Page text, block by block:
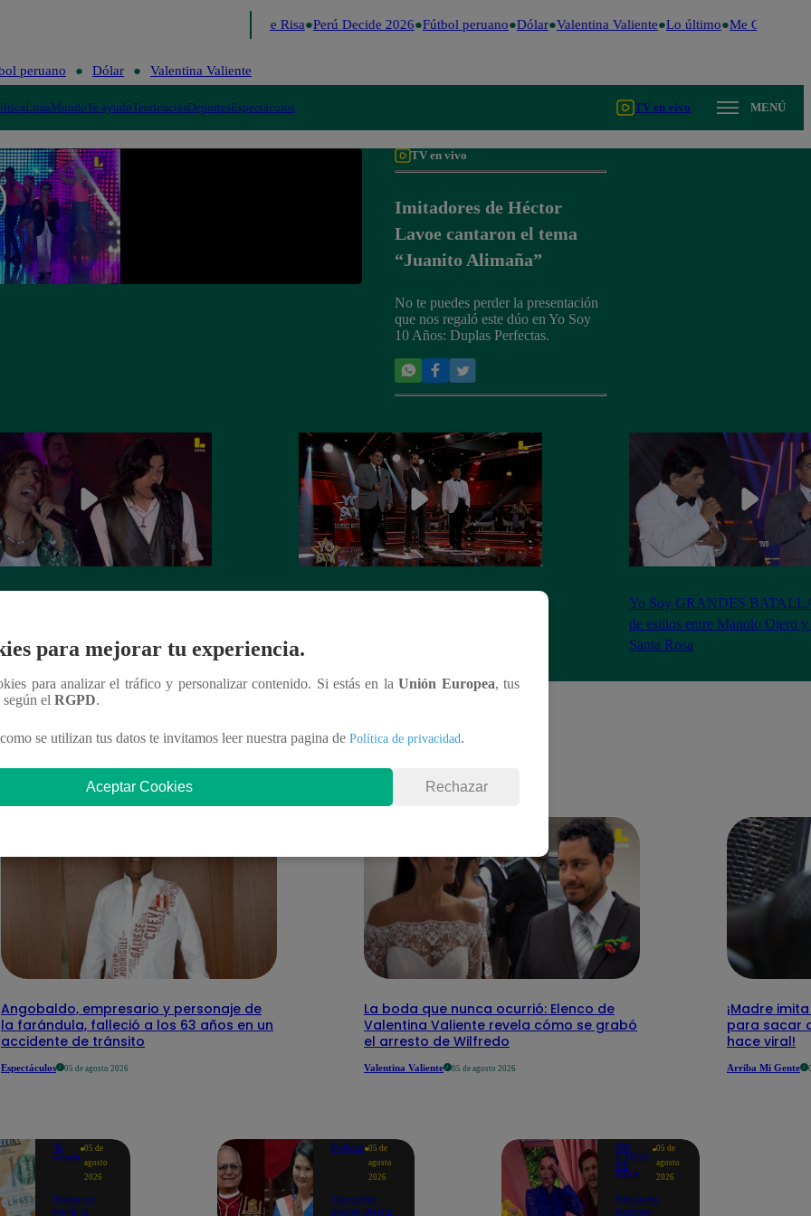
Me Caigo de Risa Perú Decide 2026 Fútbol peruano Dólar Valentina Valiente Lo último Me Caigo de
peruano Dólar Valentina Valiente
LimaMundoTe ayudoTendenciasDeportesEspectáculos TV en vivo MENÚ
TV en vivo
Imitadores de Héctor
Lavoe cantaron el tema
“Juanito Alimaña”
No te puedes perder la presentación
que nos regaló este dúo en Yo Soy
10 Años: Duplas Perfectas.
Mateos
Yo Soy GRANDES
de estilos entre Manolo Otero
Santa Rosa
Angobaldo, empresario y personaje de
la farándula, falleció a los 63 años en un
accidente de tránsito
Espectáculos 05 de agosto 2026
La boda que nunca ocurrió: Elenco de
Valentina Valiente revela cómo se grabó
el arresto de Wilfredo
Valentina Valiente 05 de agosto 2026
¡Madre
para sacar
hace viral!
Arriba Mi Gente
Te
ayudo
05 de
agosto
2026
Dólar en
Perú: a
Política 05 de
agosto
2026
Canciller
sobre visita
ME
CAIGO
DE
RISA
05 de
agosto
2026
Eduardo
Romay
para mejorar tu experiencia.
para analizar el tráfico y personalizar contenido. Si estás en laUnión Europea, tus
según el RGPD.
se utilizan tus datos te invitamos leer nuestra pagina de Política de privacidad.
Aceptar Cookies Rechazar